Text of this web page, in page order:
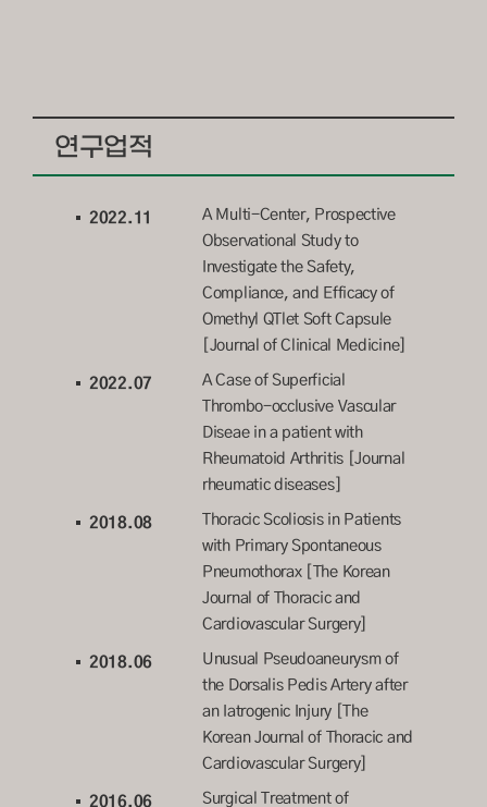
연구업적
2022.11
A Multi-Center, Prospective
Observational Study to
Investigate the Safety,
Compliance, and Efficacy of
Omethyl QTlet Soft Capsule
[Journal of Clinical Medicine]
2022.07
A Case of Superficial
Thrombo-occlusive Vascular
Diseae in a patient with
Rheumatoid Arthritis [Journal
rheumatic diseases]
2018.08
Thoracic Scoliosis in Patients
with Primary Spontaneous
Pneumothorax [The Korean
Journal of Thoracic and
Cardiovascular Surgery]
2018.06
Unusual Pseudoaneurysm of
the Dorsalis Pedis Artery after
an Iatrogenic Injury [The
Korean Journal of Thoracic and
Cardiovascular Surgery]
2016.06
Surgical Treatment of